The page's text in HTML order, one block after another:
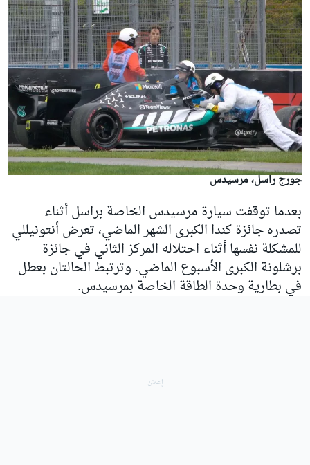
جورج راسل، مرسيدس
بعدما توقفت سيارة مرسيدس الخاصة براسل أثناء
تصدره جائزة كندا الكبرى الشهر الماضي، تعرض أنتونيللي
للمشكلة نفسها أثناء احتلاله المركز الثاني في جائزة
برشلونة الكبرى الأسبوع الماضي. وترتبط الحالتان بعطل
في بطارية وحدة الطاقة الخاصة بمرسيدس.